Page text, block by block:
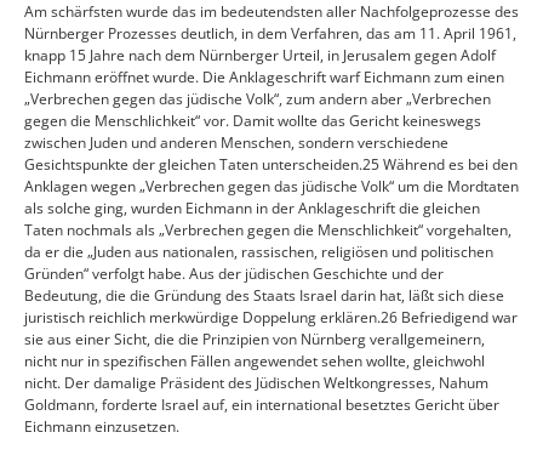
Am schärfsten wurde das im bedeutendsten aller Nachfolgeprozesse des
Nürnberger Prozesses deutlich, in dem Verfahren, das am 11. April 1961,
knapp 15 Jahre nach dem Nürnberger Urteil, in Jerusalem gegen Adolf
Eichmann eröffnet wurde. Die Anklageschrift warf Eichmann zum einen
„Verbrechen gegen das jüdische Volk“, zum andern aber „Verbrechen
gegen die Menschlichkeit“ vor. Damit wollte das Gericht keineswegs
zwischen Juden und anderen Menschen, sondern verschiedene
Gesichtspunkte der gleichen Taten unterscheiden.25 Während es bei den
Anklagen wegen „Verbrechen gegen das jüdische Volk“ um die Mordtaten
als solche ging, wurden Eichmann in der Anklageschrift die gleichen
Taten nochmals als „Verbrechen gegen die Menschlichkeit“ vorgehalten,
da er die „Juden aus nationalen, rassischen, religiösen und politischen
Gründen“ verfolgt habe. Aus der jüdischen Geschichte und der
Bedeutung, die die Gründung des Staats Israel darin hat, läßt sich diese
juristisch reichlich merkwürdige Doppelung erklären.26 Befriedigend war
sie aus einer Sicht, die die Prinzipien von Nürnberg verallgemeinern,
nicht nur in spezifischen Fällen angewendet sehen wollte, gleichwohl
nicht. Der damalige Präsident des Jüdischen Weltkongresses, Nahum
Goldmann, forderte Israel auf, ein international besetztes Gericht über
Eichmann einzusetzen.